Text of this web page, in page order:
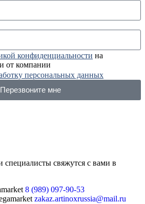
конфиденциальности на
от компании
персональных данных
Перезвоните мне
специалисты свяжутся с вами в
8 (989) 097-90-53
zakaz.artinoxrussia@mail.ru